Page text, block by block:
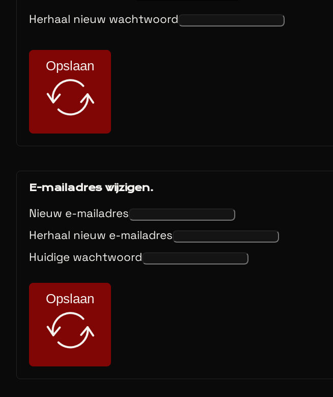
Herhaal nieuw wachtwoord
Opslaan
E-mailadres wijzigen.
Nieuw e-mailadres
Herhaal nieuw e-mailadres
Huidige wachtwoord
Opslaan